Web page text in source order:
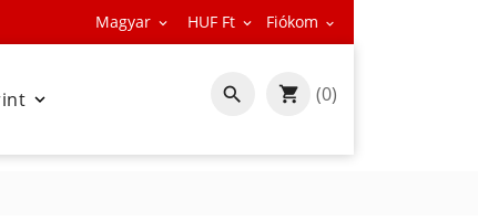
Magyar  HUF Ft  Fiókom 
  (0)